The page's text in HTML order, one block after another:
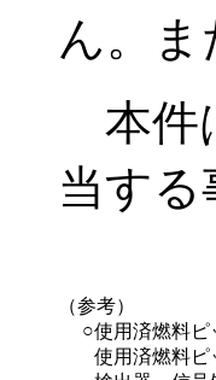
ん。
本件
当す
（参考）
○使用済燃料ピ
使用済燃料ピ